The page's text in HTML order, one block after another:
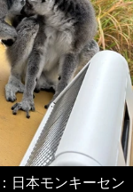
日本モンキーセン